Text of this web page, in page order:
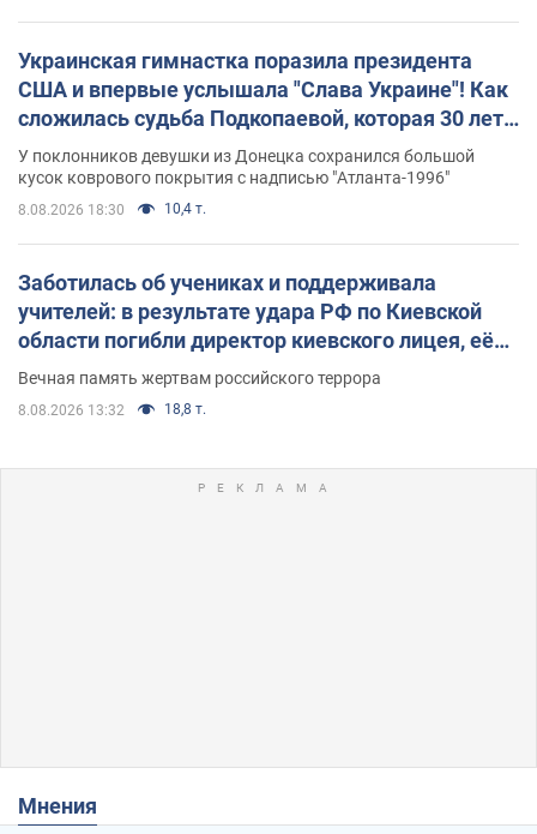
Украинская гимнастка поразила президента
США и впервые услышала "Слава Украине"! Как
сложилась судьба Подкопаевой, которая 30 лет
назад завоевала "золото" Олимпиады
У поклонников девушки из Донецка сохранился большой
кусок коврового покрытия с надписью "Атланта-1996"
8.08.2026 18:30 10,4 т.
Заботилась об учениках и поддерживала
учителей: в результате удара РФ по Киевской
области погибли директор киевского лицея, её
муж и внук
Вечная память жертвам российского террора
8.08.2026 13:32 18,8 т.
Мнения